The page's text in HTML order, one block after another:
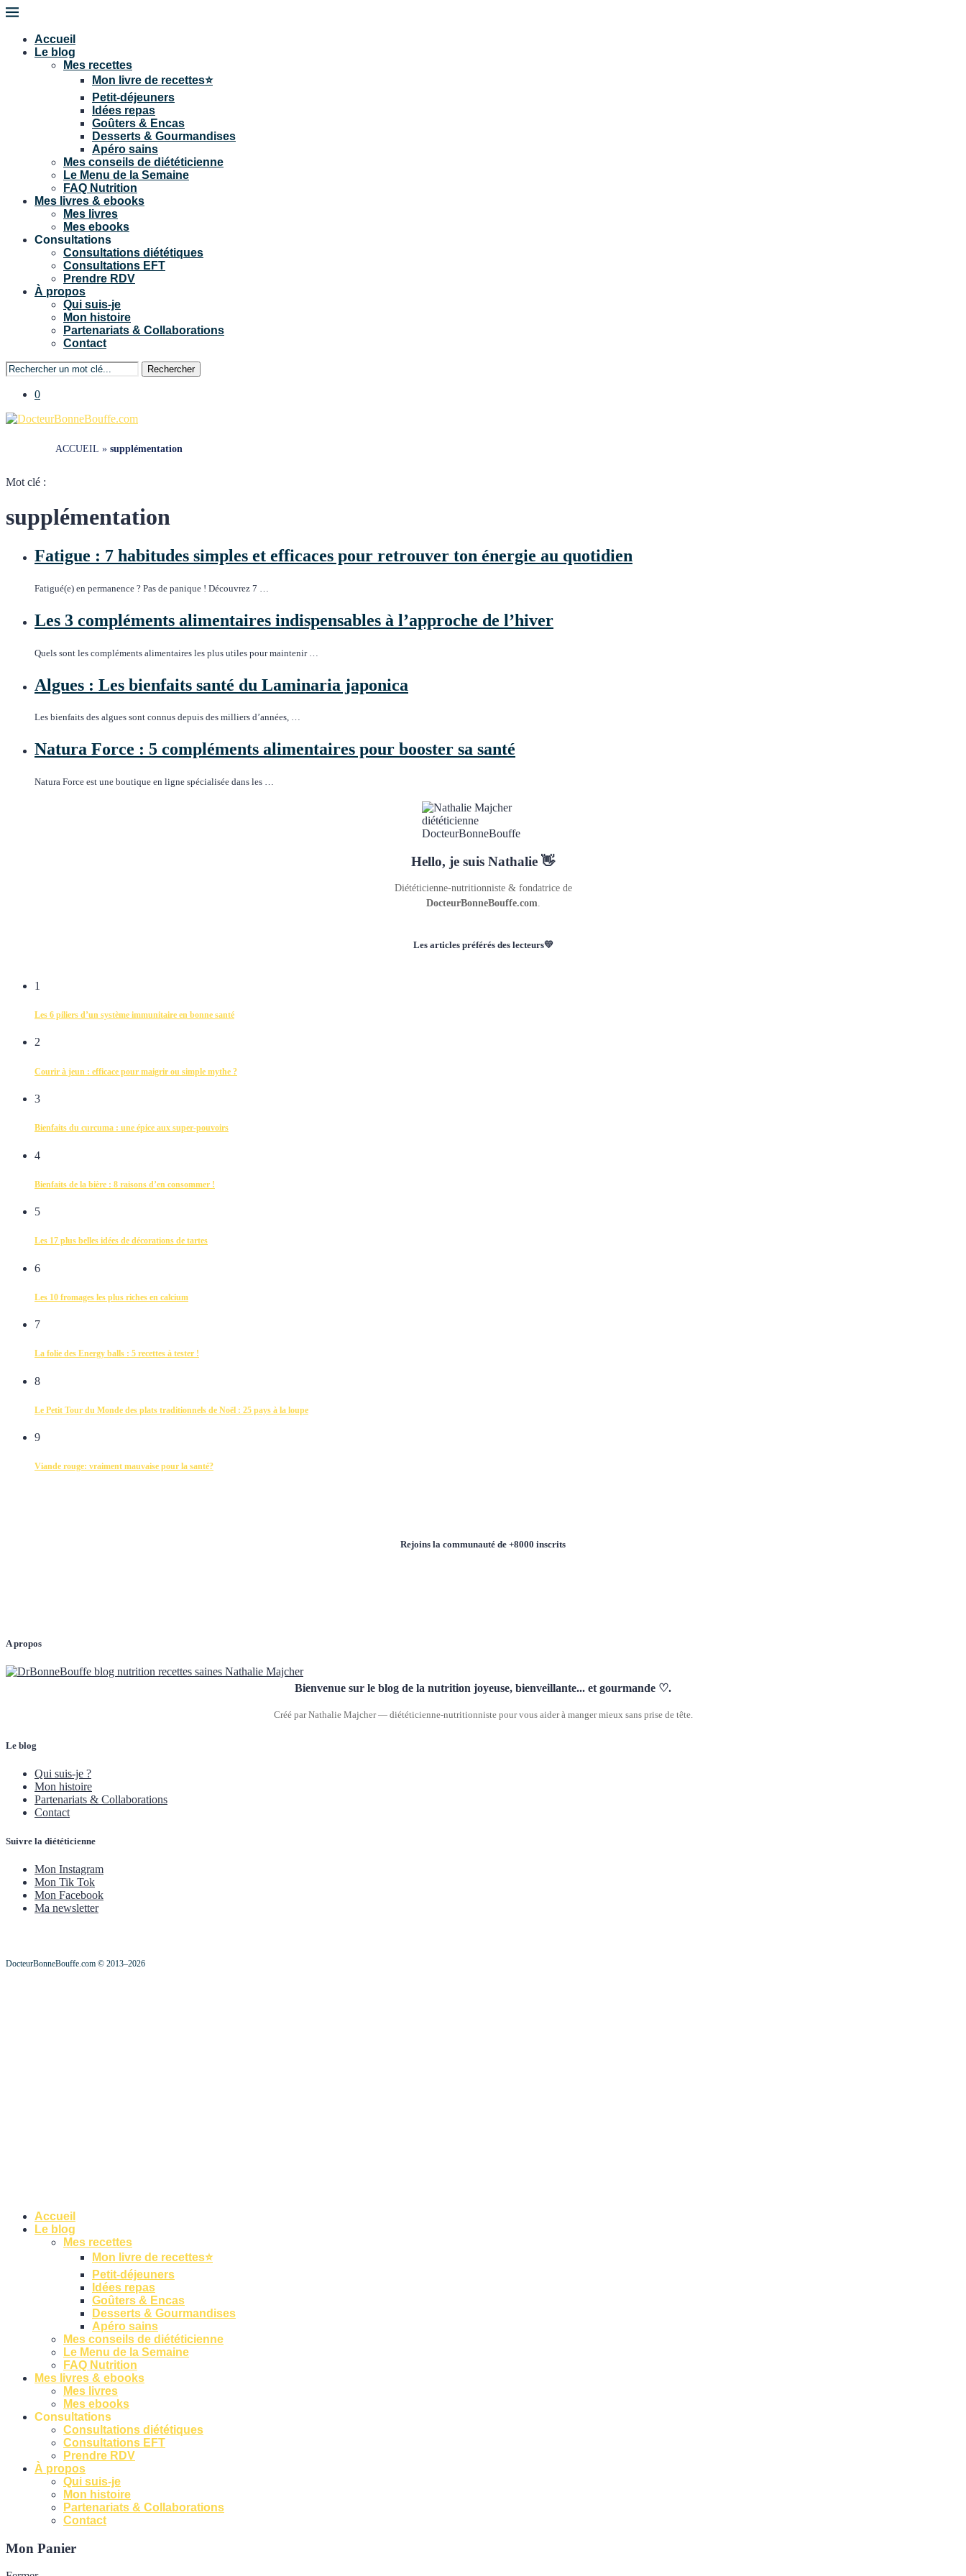
Accueil
Le blog
Mes recettes
Mon livre de recettes⭐
Petit-déjeuners
Idées repas
Goûters & Encas
Desserts & Gourmandises
Apéro sains
Mes conseils de diététicienne
Le Menu de la Semaine
FAQ Nutrition
Mes livres & ebooks
Mes livres
Mes ebooks
Consultations
Consultations diététiques
Consultations EFT
Prendre RDV
À propos
Qui suis-je
Mon histoire
Partenariats & Collaborations
Contact
Rechercher
0
ACCUEIL » supplémentation
Mot clé :
supplémentation
Fatigue : 7 habitudes simples et efficaces pour retrouver ton énergie au quotidien
Fatigué(e) en permanence ? Pas de panique ! Découvrez 7 …
Les 3 compléments alimentaires indispensables à l’approche de l’hiver
Quels sont les compléments alimentaires les plus utiles pour maintenir …
Algues : Les bienfaits santé du Laminaria japonica
Les bienfaits des algues sont connus depuis des milliers d’années, …
Natura Force : 5 compléments alimentaires pour booster sa santé
Natura Force est une boutique en ligne spécialisée dans les …
Hello, je suis Nathalie 👋
Diététicienne-nutritionniste & fondatrice de
DocteurBonneBouffe.com
Les articles préférés des lecteurs💛
1
Les 6 piliers d’un système immunitaire en bonne santé
2
Courir à jeun : efficace pour maigrir ou simple mythe ?
3
Bienfaits du curcuma : une épice aux super-pouvoirs
4
Bienfaits de la bière : 8 raisons d’en consommer !
5
Les 17 plus belles idées de décorations de tartes
6
Les 10 fromages les plus riches en calcium
7
La folie des Energy balls : 5 recettes à tester !
8
Le Petit Tour du Monde des plats traditionnels de Noël : 25 pays à la loupe
9
Viande rouge: vraiment mauvaise pour la santé?
Rejoins la communauté de +8000 inscrits
A propos
Bienvenue sur le blog de la nutrition joyeuse, bienveillante... et gourmande ♡.
Créé par Nathalie Majcher — diététicienne-nutritionniste pour vous aider à manger mieux sans prise de tête.
Le blog
Qui suis-je ?
Mon histoire
Partenariats & Collaborations
Contact
Suivre la diététicienne
Mon Instagram
Mon Tik Tok
Mon Facebook
Ma newsletter
DocteurBonneBouffe.com © 2013–2026
Accueil
Le blog
Mes recettes
Mon livre de recettes⭐
Petit-déjeuners
Idées repas
Goûters & Encas
Desserts & Gourmandises
Apéro sains
Mes conseils de diététicienne
Le Menu de la Semaine
FAQ Nutrition
Mes livres & ebooks
Mes livres
Mes ebooks
Consultations
Consultations diététiques
Consultations EFT
Prendre RDV
À propos
Qui suis-je
Mon histoire
Partenariats & Collaborations
Contact
Mon Panier